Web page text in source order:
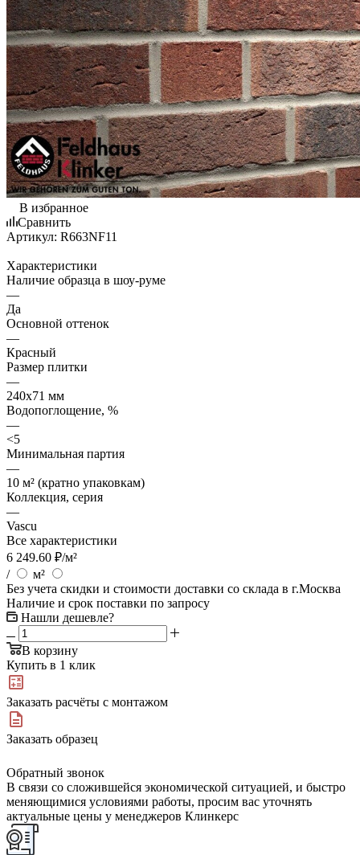
В избранное
Сравнить
Артикул: R663NF11
Характеристики
Наличие образца в шоу-руме
—
Да
Основной оттенок
—
Красный
Размер плитки
—
240x71 мм
Водопоглощение, %
—
<5
Минимальная партия
—
10 м² (кратно упаковкам)
Коллекция, серия
—
Vascu
Все характеристики
6 249.60 ₽/м²
/
м²
Без учета скидки и стоимости доставки со склада в г.Москва
Наличие и срок поставки по запросу
Нашли дешевле?
В корзину
Купить в 1 клик
Заказать расчёты с монтажом
Заказать образец
Обратный звонок
В связи со сложившейся экономической ситуацией, и быстро
меняющимися условиями работы, просим вас уточнять
актуальные цены у менеджеров Клинкерс